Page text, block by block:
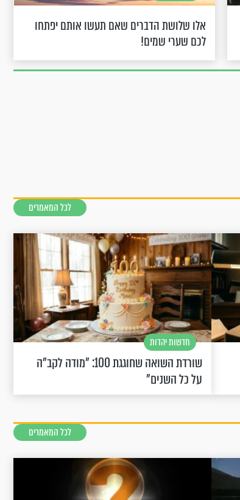
אלו שלושת הדברים שאם תעשו אותם יפתחו
לכם שערי שמים!
לכל המאמרים
חדשות יהדות
שורדת השואה שחוגגת 100: "מודה לקב"ה
על כל השנים"
לכל המאמרים